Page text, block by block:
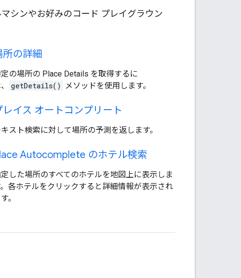
シンやお好みのコード プレイグラウン
所の詳細
の場所の Place Details を取得するに
getDetails() メソッドを使用します。
レイス オートコンプリート
スト検索に対して場所の予測を返します。
Autocomplete のホテル検索
した場所のすべてのホテルを地図上に表示しま
各ホテルをクリックすると詳細情報が表示され
。